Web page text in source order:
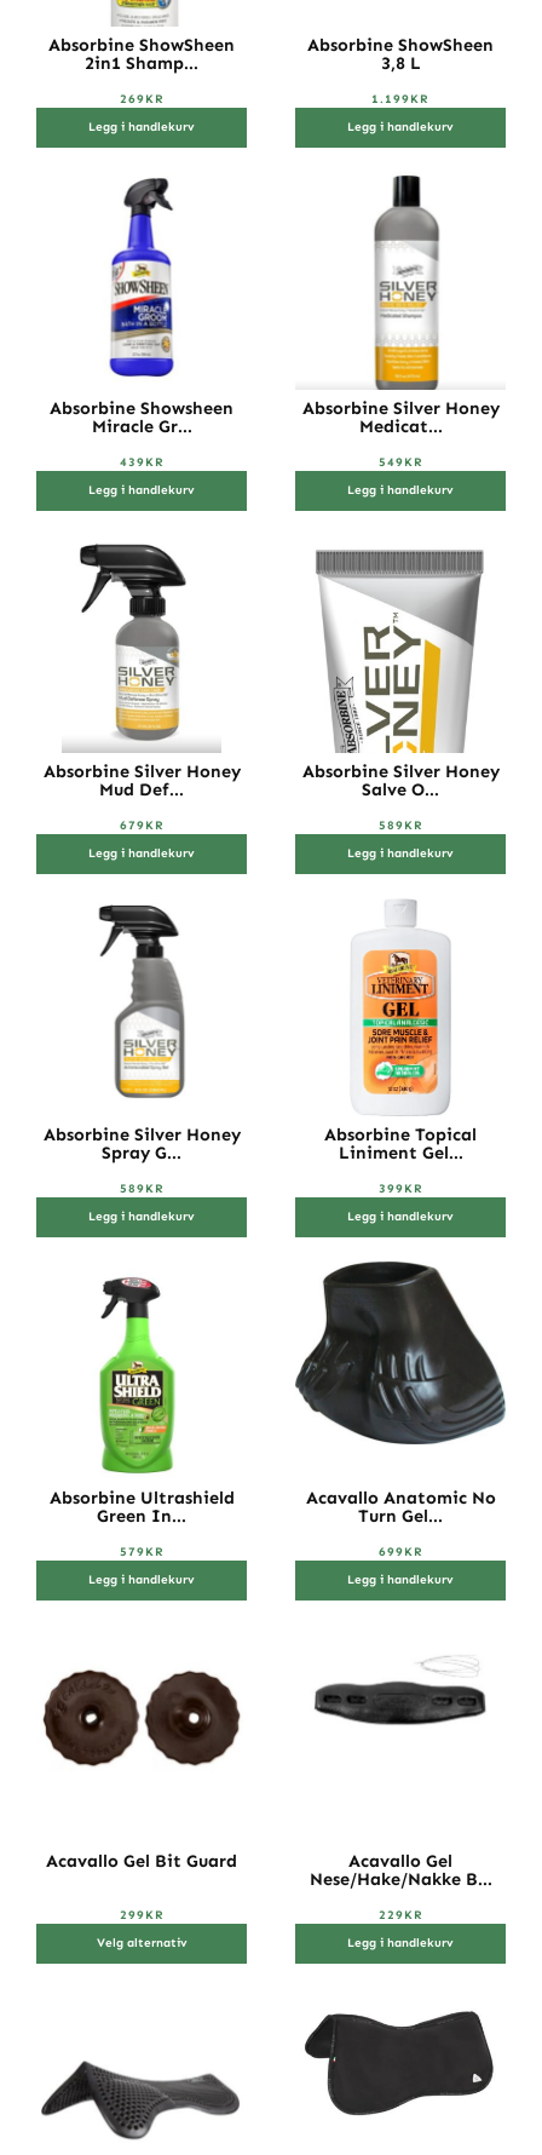
Absorbine ShowSheen
2in1 Shamp...
269KR
Legg i handlekurv
Absorbine ShowSheen
3,8 L
1.199KR
Legg i handlekurv
Absorbine Showsheen
Miracle Gr...
439KR
Legg i handlekurv
Absorbine Silver Honey
Medicat...
549KR
Legg i handlekurv
Absorbine Silver Honey
Mud Def...
679KR
Legg i handlekurv
Absorbine Silver Honey
Salve O...
589KR
Legg i handlekurv
Absorbine Silver Honey
Spray G...
589KR
Legg i handlekurv
Absorbine Topical
Liniment Gel...
399KR
Legg i handlekurv
Absorbine Ultrashield
Green In...
579KR
Legg i handlekurv
Acavallo Anatomic No
Turn Gel...
699KR
Legg i handlekurv
Acavallo Gel Bit Guard
299KR
Velg alternativ
Acavallo Gel
Nese/Hake/Nakke B...
229KR
Legg i handlekurv